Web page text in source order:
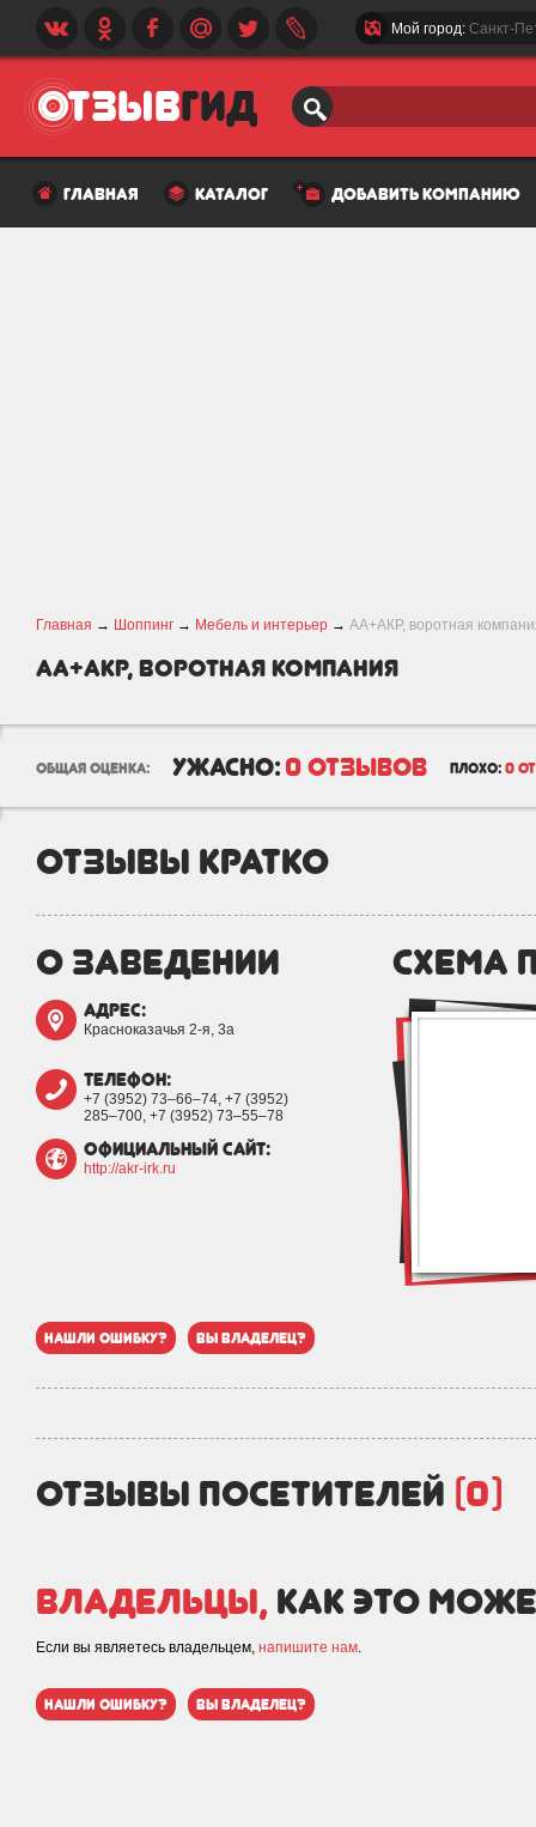
Мой город: Санкт-
главная каталог добавить компанию
Главная → Шоппинг → Мебель и интерьер → АА+АКР, воротная
АА+АКР, воротная компания
общая оценка: ужасно: 0 отзывов плохо: 0
отзывы кратко
о заведении
адрес:
Красноказачья 2-я, 3а
телефон:
+7 (3952) 73‒66‒74, +7 (3952)
285‒700, +7 (3952) 73‒55‒78
официальный сайт:
http://akr-irk.ru
схема
нашли ошибку? вы владелец?
отзывы посетителей (0)
Владельцы, как это
Если вы являетесь владельцем, напишите нам.
нашли ошибку? вы владелец?